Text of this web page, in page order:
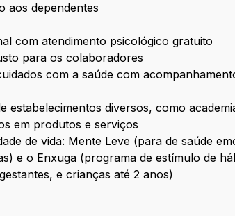
aos dependentes
com atendimento psicológico gratuito
para os colaboradores
com a saúde com
estabelecimentos diversos, como
em produtos e serviços
de vida: Mente Leve (para de saúde
e o Enxuga (programa de estímulo de
e crianças até 2 anos)